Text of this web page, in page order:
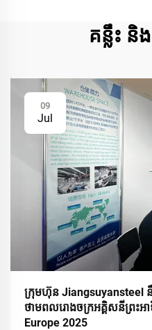
គន្លឹះ និ
09
Jul
ក្រុមហ៊ុន Jiangsuyansteel
ថាមពលរោងចក្រអគ្គិសនីព្រះអ
Europe 2025